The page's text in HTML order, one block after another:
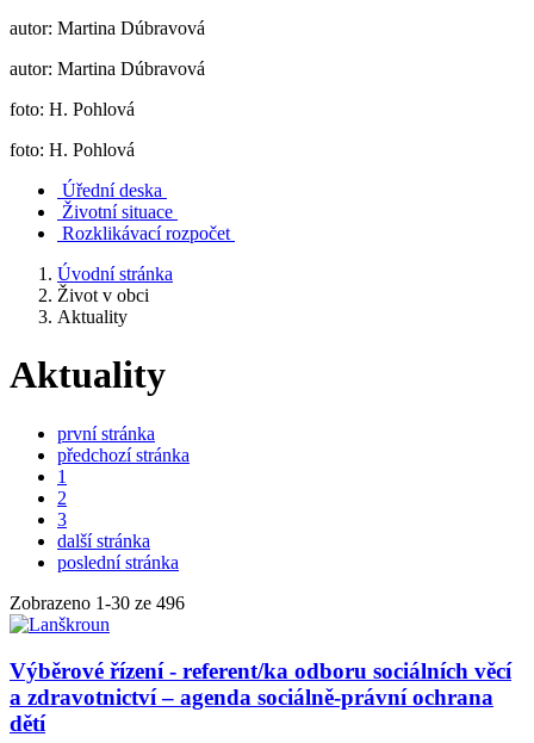
autor: Martina Dúbravová
autor: Martina Dúbravová
foto: H. Pohlová
foto: H. Pohlová
Úřední deska
Životní situace
Rozklikávací rozpočet
Úvodní stránka
Život v obci
Aktuality
Aktuality
první stránka
předchozí stránka
1
2
3
další stránka
poslední stránka
Zobrazeno 1-30 ze 496
Výběrové řízení - referent/ka odboru sociálních věcí
a zdravotnictví – agenda sociálně-právní ochrana
dětí